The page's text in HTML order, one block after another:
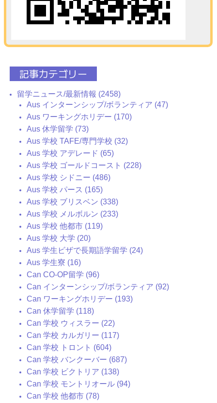
記事カテゴリー
留学ニュース/最新情報 (2458)
Aus インターンシップ/ボランティア (47)
Aus ワーキングホリデー (170)
Aus 休学留学 (73)
Aus 学校 TAFE/専門学校 (32)
Aus 学校 アデレード (65)
Aus 学校 ゴールドコースト (228)
Aus 学校 シドニー (486)
Aus 学校 パース (165)
Aus 学校 ブリスベン (338)
Aus 学校 メルボルン (233)
Aus 学校 他都市 (119)
Aus 学校 大学 (20)
Aus 学生ビザで長期語学留学 (24)
Aus 学生寮 (16)
Can CO-OP留学 (96)
Can インターンシップ/ボランティア (92)
Can ワーキングホリデー (193)
Can 休学留学 (118)
Can 学校 ウィスラー (22)
Can 学校 カルガリー (117)
Can 学校 トロント (604)
Can 学校 バンクーバー (687)
Can 学校 ビクトリア (138)
Can 学校 モントリオール (94)
Can 学校 他都市 (78)